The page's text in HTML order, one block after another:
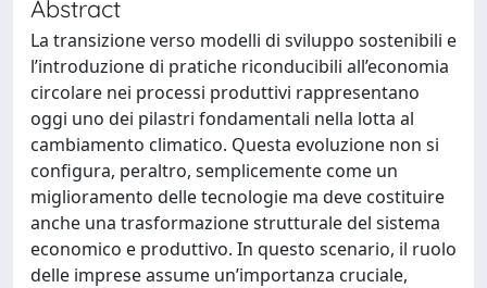
Abstract
La transizione verso modelli di sviluppo sostenibili e
l’introduzione di pratiche riconducibili all’economia
circolare nei processi produttivi rappresentano
oggi uno dei pilastri fondamentali nella lotta al
cambiamento climatico. Questa evoluzione non si
configura, peraltro, semplicemente come un
miglioramento delle tecnologie ma deve costituire
anche una trasformazione strutturale del sistema
economico e produttivo. In questo scenario, il ruolo
delle imprese assume un’importanza cruciale,